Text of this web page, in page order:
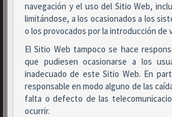
navegación y el uso del Sitio Web,
limitándose, a los ocasionados a los
o los provocados por la introducción de
El Sitio Web tampoco se hace
que pudiesen ocasionarse a los
inadecuado de este Sitio Web. En
responsable en modo alguno de las
falta o defecto de las
ocurrir.